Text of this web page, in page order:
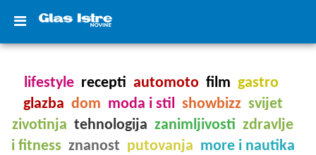
lifestyle recepti automoto film gastro
glazba dom moda i stil showbizz svijet
zivotinja tehnologija zanimljivosti zdravlje
i fitness znanost putovanja more i nautika